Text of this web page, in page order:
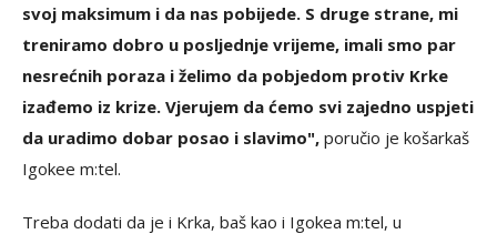
svoj maksimum i da nas pobijede. S druge strane, mi
treniramo dobro u posljednje vrijeme, imali smo par
nesrećnih poraza i želimo da pobjedom protiv Krke
izađemo iz krize. Vjerujem da ćemo svi zajedno uspjeti
da uradimo dobar posao i slavimo", poručio je košarkaš
Igokee m:tel.
Treba dodati da je i Krka, baš kao i Igokea m:tel, u